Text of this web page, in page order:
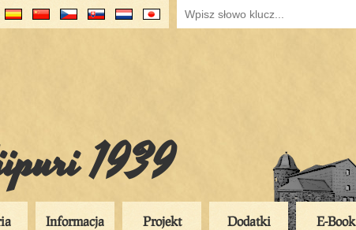
1939
Informacja Projekt Dodatki E-Book